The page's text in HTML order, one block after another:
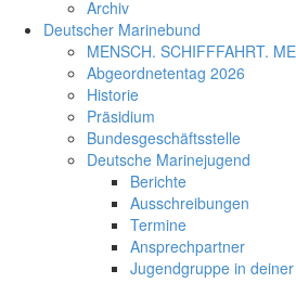
Archiv
Deutscher Marinebund
MENSCH. SCHIFFFAHRT.
Abgeordnetentag 2026
Historie
Präsidium
Bundesgeschäftsstelle
Deutsche Marinejugend
Berichte
Ausschreibungen
Termine
Ansprechpartner
Jugendgruppe in